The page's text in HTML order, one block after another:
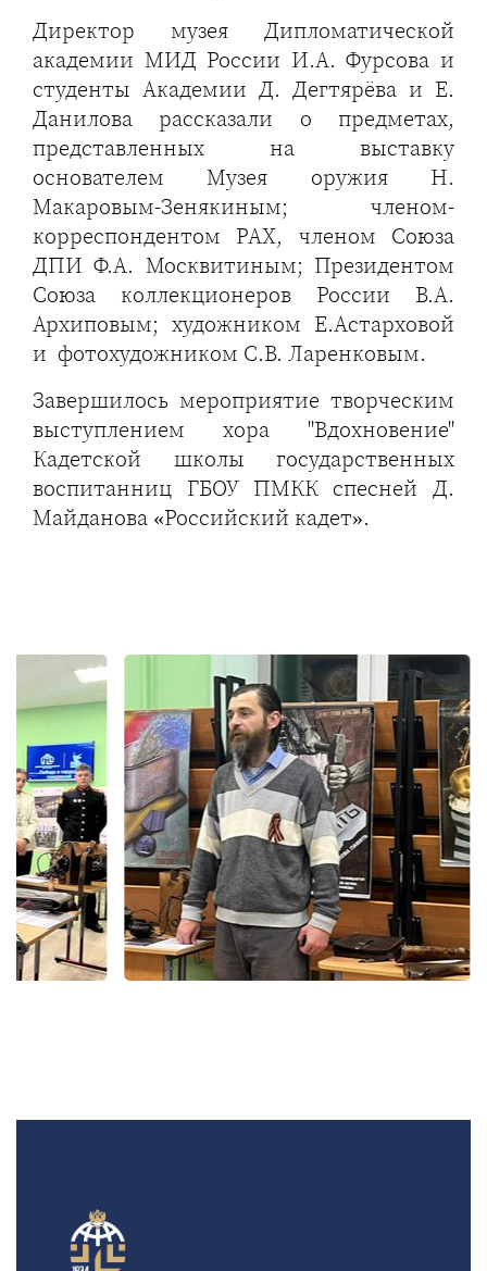
Директор музея Дипломатической
академии МИД России И.А. Фурсова и
студенты Академии Д. Дегтярёва и Е.
Данилова рассказали о предметах,
представленных на выставку
основателем Музея оружия Н.
Макаровым-Зенякиным; членом-
корреспондентом РАХ, членом Союза
ДПИ Ф.А. Москвитиным; Президентом
Союза коллекционеров России В.А.
Архиповым; художником Е.Астарховой
и фотохудожником С.В. Ларенковым.
Завершилось мероприятие творческим
выступлением хора "Вдохновение"
Кадетской школы государственных
воспитанниц ГБОУ ПМКК спесней Д.
Майданова «Российский кадет».